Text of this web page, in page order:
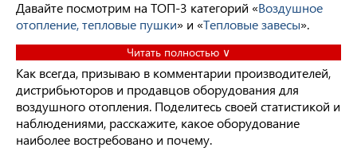
Давайте посмотрим на ТОП-3 категорий «Воздушное
отопление, тепловые пушки» и «Тепловые завесы».
Читать полностью ∨
Как всегда, призываю в комментарии производителей,
дистрибьюторов и продавцов оборудования для
воздушного отопления. Поделитесь своей статистикой и
наблюдениями, расскажите, какое оборудование
наиболее востребовано и почему.